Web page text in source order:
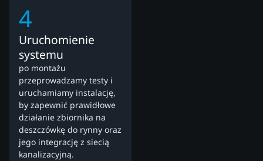
4
Uruchomienie
systemu
po montażu
przeprowadzamy testy i
uruchamiamy instalację,
by zapewnić prawidłowe
działanie zbiornika na
deszczówkę do rynny oraz
jego integrację z siecią
kanalizacyjną.